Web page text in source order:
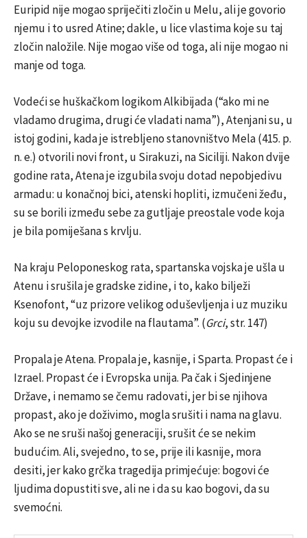
Euripid nije mogao spriječiti zločin u Melu, ali je govorio
njemu i to usred Atine; dakle, u lice vlastima koje su taj
zločin naložile. Nije mogao više od toga, ali nije mogao ni
manje od toga.
Vodeći se huškačkom logikom Alkibijada (“ako mi ne
vladamo drugima, drugi će vladati nama”), Atenjani su, u
istoj godini, kada je istrebljeno stanovništvo Mela (415. p.
n. e.) otvorili novi front, u Sirakuzi, na Siciliji. Nakon dvije
godine rata, Atena je izgubila svoju dotad nepobjedivu
armadu: u konačnoj bici, atenski hopliti, izmučeni žeđu,
su se borili između sebe za gutljaje preostale vode koja
je bila pomiješana s krvlju.
Na kraju Peloponeskog rata, spartanska vojska je ušla u
Atenu i srušila je gradske zidine, i to, kako bilježi
Ksenofont, “uz prizore velikog oduševljenja i uz muziku
koju su devojke izvodile na flautama”. (Grci, str. 147)
Propala je Atena. Propala je, kasnije, i Sparta. Propast će i
Izrael. Propast će i Evropska unija. Pa čak i Sjedinjene
Države, i nemamo se čemu radovati, jer bi se njihova
propast, ako je doživimo, mogla srušiti i nama na glavu.
Ako se ne sruši našoj generaciji, srušit će se nekim
budućim. Ali, svejedno, to se, prije ili kasnije, mora
desiti, jer kako grčka tragedija primjećuje: bogovi će
ljudima dopustiti sve, ali ne i da su kao bogovi, da su
svemoćni.